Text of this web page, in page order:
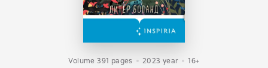
Volume 391 pages 2023 year 16+